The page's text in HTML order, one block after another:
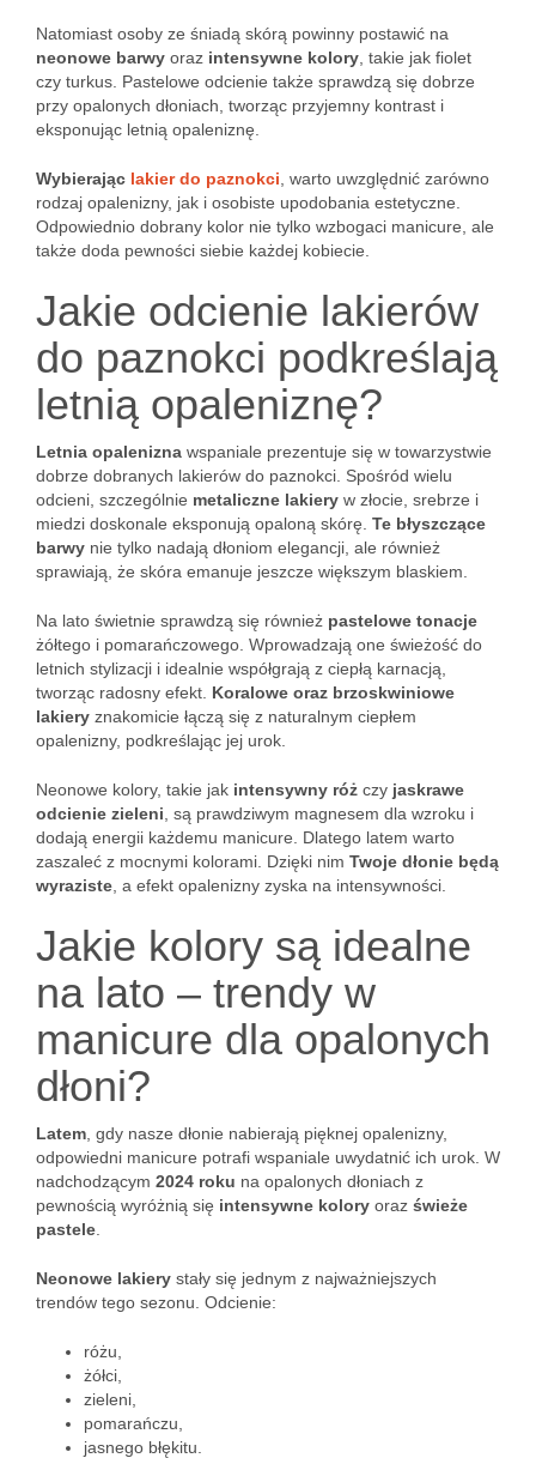
Natomiast osoby ze śniadą skórą powinny postawić na
neonowe barwy oraz intensywne kolory , takie jak fiolet
czy turkus. Pastelowe odcienie także sprawdzą się dobrze
przy opalonych dłoniach, tworząc przyjemny kontrast i
eksponując letnią opaleniznę.
Wybierając lakier do paznokci , warto uwzględnić zarówno
rodzaj opalenizny, jak i osobiste upodobania estetyczne.
Odpowiednio dobrany kolor nie tylko wzbogaci manicure, ale
także doda pewności siebie każdej kobiecie.
Jakie odcienie lakierów
do paznokci podkreślają
letnią opaleniznę?
Letnia opalenizna wspaniale prezentuje się w towarzystwie
dobrze dobranych lakierów do paznokci. Spośród wielu
odcieni, szczególnie metaliczne lakiery w złocie, srebrze i
miedzi doskonale eksponują opaloną skórę. Te błyszczące
barwy nie tylko nadają dłoniom elegancji, ale również
sprawiają, że skóra emanuje jeszcze większym blaskiem.
Na lato świetnie sprawdzą się również pastelowe tonacje
żółtego i pomarańczowego. Wprowadzają one świeżość do
letnich stylizacji i idealnie współgrają z ciepłą karnacją,
tworząc radosny efekt. Koralowe oraz brzoskwiniowe
lakiery znakomicie łączą się z naturalnym ciepłem
opalenizny, podkreślając jej urok.
Neonowe kolory, takie jak intensywny róż czy jaskrawe
odcienie zieleni , są prawdziwym magnesem dla wzroku i
dodają energii każdemu manicure. Dlatego latem warto
zaszaleć z mocnymi kolorami. Dzięki nim Twoje dłonie będą
wyraziste , a efekt opalenizny zyska na intensywności.
Jakie kolory są idealne
na lato – trendy w
manicure dla opalonych
dłoni?
Latem , gdy nasze dłonie nabierają pięknej opalenizny,
odpowiedni manicure potrafi wspaniale uwydatnić ich urok. W
nadchodzącym 2024 roku na opalonych dłoniach z
pewnością wyróżnią się intensywne kolory oraz świeże
pastele
Neonowe lakiery stały się jednym z najważniejszych
trendów tego sezonu. Odcienie:
różu,
żółci,
zieleni,
pomarańczu,
jasnego błękitu.